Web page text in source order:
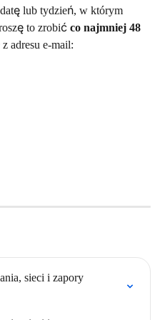
lub tydzień, w którym
to zrobić co najmniej 48
adresu e-mail:
sieci i zapory